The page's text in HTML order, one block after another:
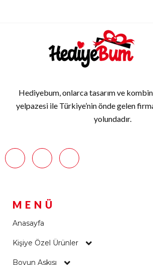
Hediyebum, onlarca tasarım ve
yelpazesi ile Türkiye’nin önde gelen
yolundadır.
MENÜ
Anasayfa
Kişiye Özel Ürünler
Boyun Askısı